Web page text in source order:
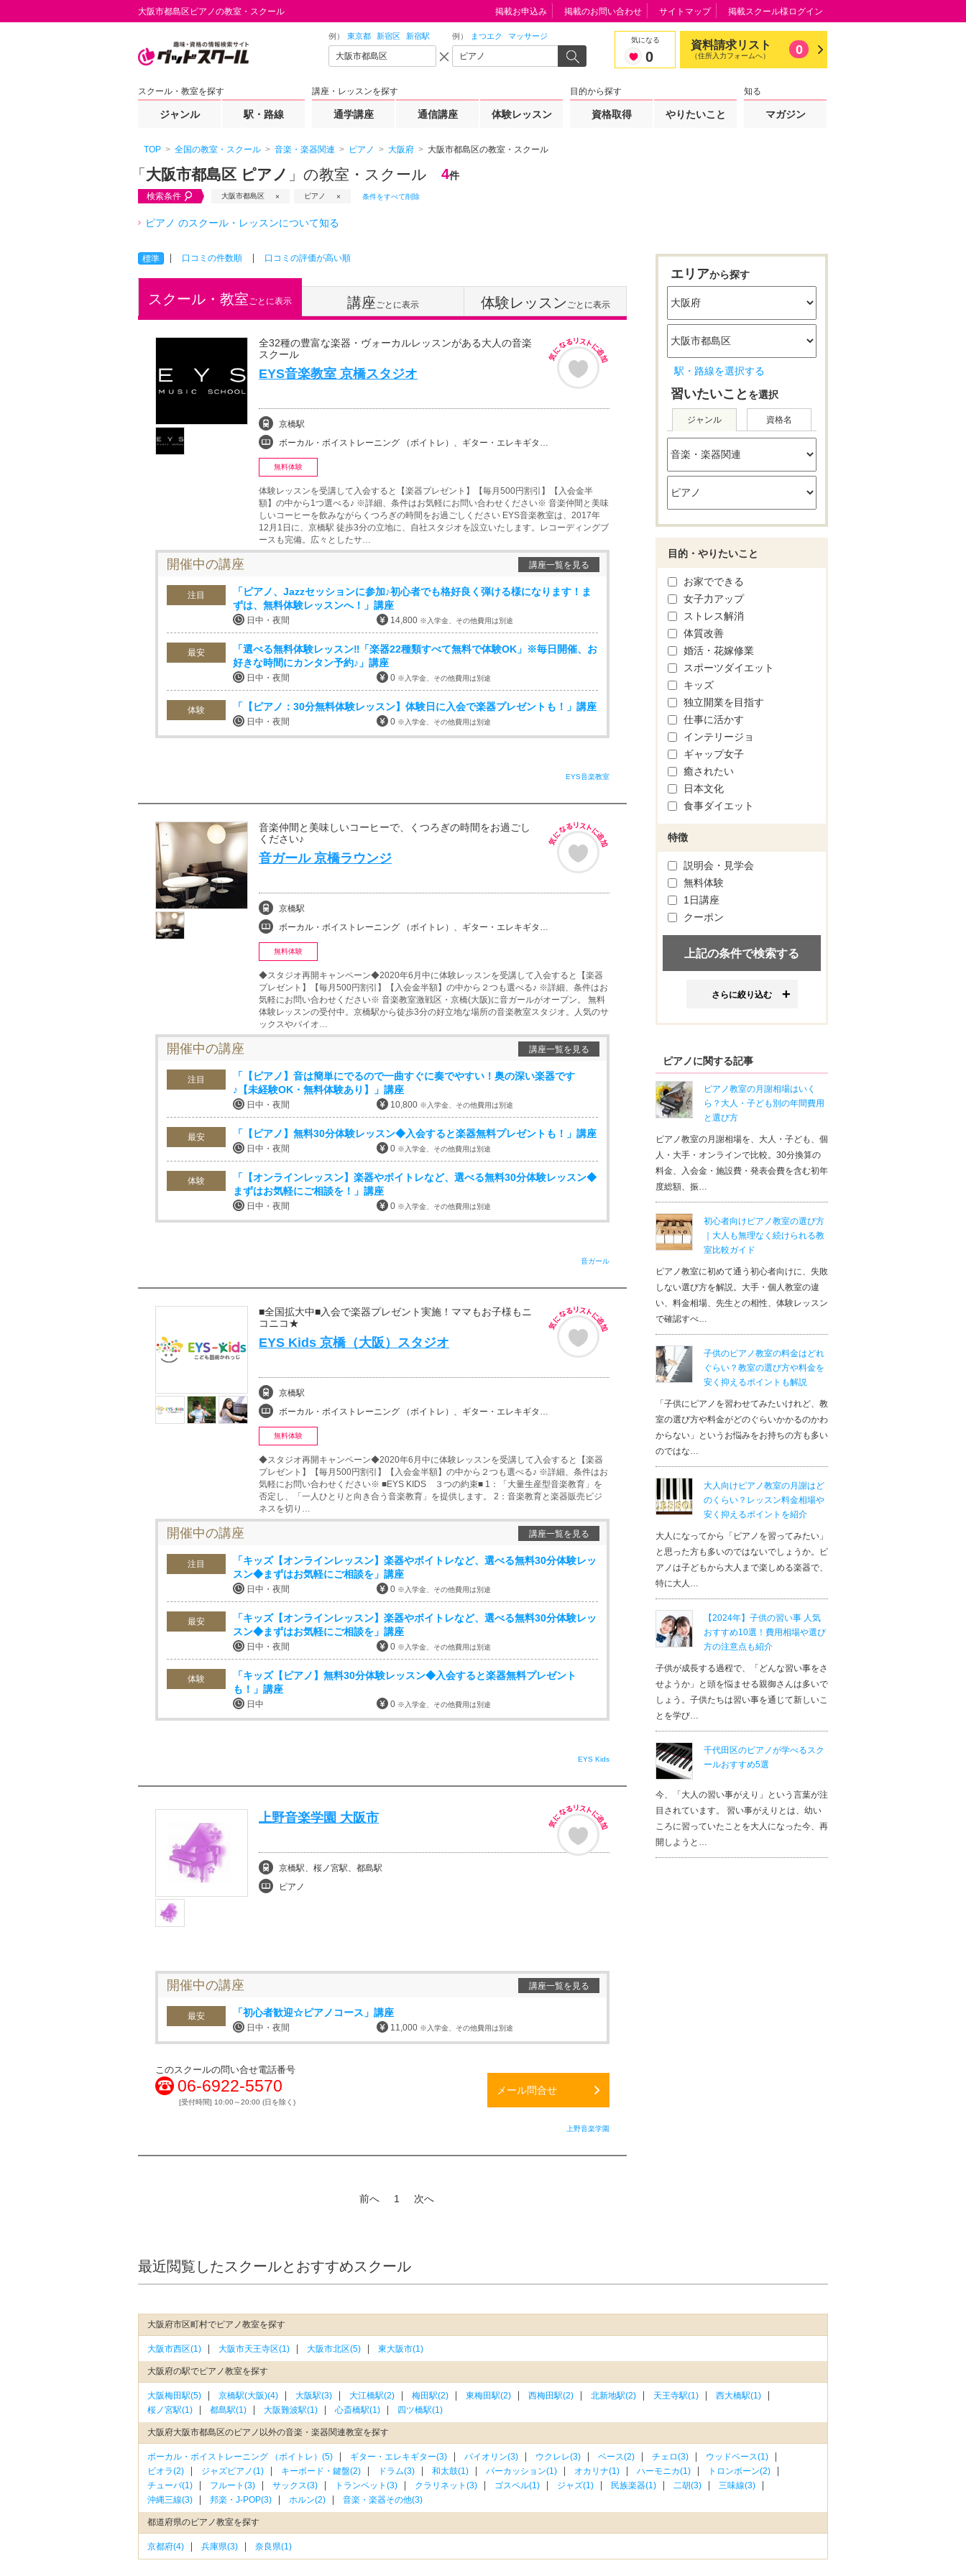
大阪市都島区ピアノの教室・スクール
例） 東京都 新宿区 新宿駅 例） まつエク マッサージ 気になる
0
資料請求リスト
（住所入力フォームへ） 0
スクール・教室を探す
ジャンル 駅・路線
講座・レッスンを探す
通学講座 通信講座 体験レッスン
目的から探す
資格取得 やりたいこと
知る
マガジン
掲載お申込み 掲載のお問い合わせ サイトマップ 掲載スクール様ログイン
TOP 全国の教室・スクール 音楽・楽器関連 ピアノ 大阪府 大阪市都島区の教室・スクール
「 大阪市都島区 ピアノ 」の教室・スクール 4件
検索条件 大阪市都島区 ピアノ 条件をすべて削除
ピアノ のスクール・レッスンについて知る
標準 口コミの件数順 口コミの評価が高い順
スクール・教室ごとに表示 講座ごとに表示 体験レッスンごとに表示
全32種の豊富な楽器・ヴォーカルレッスンがある大人の音楽
スクール
EYS音楽教室 京橋スタジオ
京橋駅
ボーカル・ボイストレーニング （ボイトレ）、ギター・エレキギター、バイオリン、ウクレレ、ベース、チェロ、ウッドベース、ビ…
無料体験
体験レッスンを受講して入会すると【楽器プレゼント】【毎月500円割引】【入会金半
額】の中から1つ選べる♪ ※詳細、条件はお気軽にお問い合わせください※ 音楽仲間と美味
しいコーヒーを飲みながらくつろぎの時間をお過ごしください EYS音楽教室は、2017年
12月1日に、京橋駅 徒歩3分の立地に、自社スタジオを設立いたします。レコーディングブ
ースも完備。広々としたサ…
開催中の講座 講座一覧を見る
注目
「ピアノ、Jazzセッションに参加♪初心者でも格好良く弾ける様になります！ま
ずは、無料体験レッスンへ！」講座
日中・夜間 14,800 ※入学金、その他費用は別途
最安
「選べる無料体験レッスン‼「楽器22種類すべて無料で体験OK」※毎日開催、お
好きな時間にカンタン予約♪」講座
日中・夜間 0 ※入学金、その他費用は別途
体験 「【ピアノ：30分無料体験レッスン】体験日に入会で楽器プレゼントも！」講座
日中・夜間 0 ※入学金、その他費用は別途
EYS音楽教室
音楽仲間と美味しいコーヒーで、くつろぎの時間をお過ごし
ください♪
音ガール 京橋ラウンジ
京橋駅
ボーカル・ボイストレーニング （ボイトレ）、ギター・エレキギター、バイオリン、ウクレレ、ベース、チェロ、ビオラ、ピアノ、…
無料体験
◆スタジオ再開キャンペーン◆2020年6月中に体験レッスンを受講して入会すると【楽器
プレゼント】【毎月500円割引】【入会金半額】の中から２つも選べる♪ ※詳細、条件はお
気軽にお問い合わせください※ 音楽教室激戦区・京橋(大阪)に音ガールがオープン。 無料
体験レッスンの受付中。京橋駅から徒歩3分の好立地な場所の音楽教室スタジオ。人気のサ
ックスやバイオ…
開催中の講座 講座一覧を見る
注目
「【ピアノ】音は簡単にでるので一曲すぐに奏でやすい！奥の深い楽器です
♪【未経験OK・無料体験あり】」講座
日中・夜間 10,800 ※入学金、その他費用は別途
最安 「【ピアノ】無料30分体験レッスン◆入会すると楽器無料プレゼントも！」講座
日中・夜間 0 ※入学金、その他費用は別途
体験
「【オンラインレッスン】楽器やボイトレなど、選べる無料30分体験レッスン◆
まずはお気軽にご相談を！」講座
日中・夜間 0 ※入学金、その他費用は別途
音ガール
■全国拡大中■入会で楽器プレゼント実施！ママもお子様もニ
コニコ★
EYS Kids 京橋（大阪）スタジオ
京橋駅
ボーカル・ボイストレーニング （ボイトレ）、ギター・エレキギター、バイオリン、ウクレレ、チェロ、ピアノ、ドラム、フルート…
無料体験
◆スタジオ再開キャンペーン◆2020年6月中に体験レッスンを受講して入会すると【楽器
プレゼント】【毎月500円割引】【入会金半額】の中から２つも選べる♪ ※詳細、条件はお
気軽にお問い合わせください※ ■EYS KIDS ３つの約束■ 1：「大量生産型音楽教育」を
否定し、「一人ひとりと向き合う音楽教育」を提供します。 2：音楽教育と楽器販売ビジ
ネスを切り…
開催中の講座 講座一覧を見る
注目
「キッズ【オンラインレッスン】楽器やボイトレなど、選べる無料30分体験レッ
スン◆まずはお気軽にご相談を」講座
日中・夜間 0 ※入学金、その他費用は別途
最安
「キッズ【オンラインレッスン】楽器やボイトレなど、選べる無料30分体験レッ
スン◆まずはお気軽にご相談を」講座
日中・夜間 0 ※入学金、その他費用は別途
体験
「キッズ【ピアノ】無料30分体験レッスン◆入会すると楽器無料プレゼント
も！」講座
日中 0 ※入学金、その他費用は別途
EYS Kids
上野音楽学園 大阪市
京橋駅、桜ノ宮駅、都島駅
ピアノ
開催中の講座 講座一覧を見る
最安 「初心者歓迎☆ピアノコース」講座
日中・夜間 11,000 ※入学金、その他費用は別途
このスクールの問い合せ電話番号
06-6922-5570
[受付時間] 10:00～20:00 (日を除く)
メール問合せ
上野音楽学園
前へ 1 次へ
エリアから探す
駅・路線を選択する
習いたいこと を選択
ジャンル 資格名
目的・やりたいこと
お家でできる
女子力アップ
ストレス解消
体質改善
婚活・花嫁修業
スポーツダイエット
キッズ
独立開業を目指す
仕事に活かす
インテリージョ
ギャップ女子
癒されたい
日本文化
食事ダイエット
特徴
説明会・見学会
無料体験
1日講座
クーポン
さらに絞り込む
ピアノに関する記事
ピアノ教室の月謝相場はいく
ら？大人・子ども別の年間費用
と選び方
ピアノ教室の月謝相場を、大人・子ども、個
人・大手・オンラインで比較。30分換算の
料金、入会金・施設費・発表会費を含む初年
度総額、振…
初心者向けピアノ教室の選び方
｜大人も無理なく続けられる教
室比較ガイド
ピアノ教室に初めて通う初心者向けに、失敗
しない選び方を解説。大手・個人教室の違
い、料金相場、先生との相性、体験レッスン
で確認すべ…
子供のピアノ教室の料金はどれ
ぐらい？教室の選び方や料金を
安く抑えるポイントも解説
「子供にピアノを習わせてみたいけれど、教
室の選び方や料金がどのぐらいかかるのかわ
からない」というお悩みをお持ちの方も多い
のではな…
大人向けピアノ教室の月謝はど
のくらい？レッスン料金相場や
安く抑えるポイントを紹介
大人になってから「ピアノを習ってみたい」
と思った方も多いのではないでしょうか。ピ
アノは子どもから大人まで楽しめる楽器で、
特に大人…
【2024年】子供の習い事 人気
おすすめ10選！費用相場や選び
方の注意点も紹介
子供が成長する過程で、「どんな習い事をさ
せようか」と頭を悩ませる親御さんは多いで
しょう。子供たちは習い事を通じて新しいこ
とを学び…
千代田区のピアノが学べるスク
ールおすすめ5選
今、「大人の習い事がえり」という言葉が注
目されています。 習い事がえりとは、幼い
ころに習っていたことを大人になった今、再
開しようと…
最近閲覧したスクールとおすすめスクール
大阪府市区町村でピアノ教室を探す
大阪市西区(1) 大阪市天王寺区(1) 大阪市北区(5) 東大阪市(1)
大阪府の駅でピアノ教室を探す
大阪梅田駅(5) 京橋駅(大阪)(4) 大阪駅(3) 大江橋駅(2) 梅田駅(2) 東梅田駅(2) 西梅田駅(2) 北新地駅(2) 天王寺駅(1)
西大橋駅(1)
桜ノ宮駅(1)
都島駅(1) 大阪難波駅(1) 心斎橋駅(1) 四ツ橋駅(1)
大阪府大阪市都島区のピアノ以外の音楽・楽器関連教室を探す
ボーカル・ボイストレーニング （ボイトレ）(5) ギター・エレキギター(3) バイオリン(3) ウクレレ(3) ベース(2) チェロ(3)
ウッドベース(1)
ビオラ(2)
ジャズピアノ(1) キーボード・鍵盤(2) ドラム(3) 和太鼓(1) パーカッション(1) オカリナ(1) ハーモニカ(1)
トロンボーン(2)
チューバ(1)
フルート(3) サックス(3) トランペット(3) クラリネット(3) ゴスペル(1) ジャズ(1) 民族楽器(1) 二胡(3)
三味線(3)
沖縄三線(3)
邦楽・J-POP(3) ホルン(2) 音楽・楽器その他(3)
都道府県のピアノ教室を探す
京都府(4) 兵庫県(3) 奈良県(1)